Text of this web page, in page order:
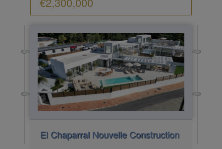
El Chaparral Nouvelle Construction